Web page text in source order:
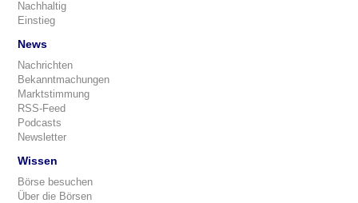
Nachhaltig
Einstieg
News
Nachrichten
Bekanntmachungen
Marktstimmung
RSS-Feed
Podcasts
Newsletter
Wissen
Börse besuchen
Über die Börsen